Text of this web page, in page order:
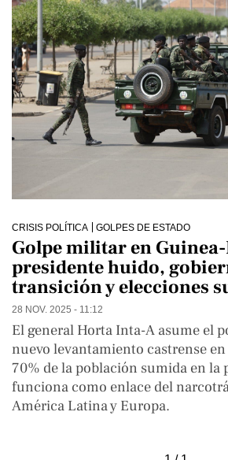
CRISIS POLÍTICA GOLPES DE ESTADO
Golpe militar en
presidente huido,
transición y elecciones
28 NOV. 2025 - 11:12
El general Horta Inta-A asume el
nuevo levantamiento castrense
70% de la población sumida en la
funciona como enlace del
América Latina y Europa.